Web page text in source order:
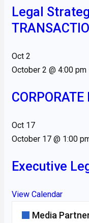
Legal
Oct 2
October 2 @ 4:00 pm
Oct 17
October 17 @ 1:00
Executive
View Calendar
Media